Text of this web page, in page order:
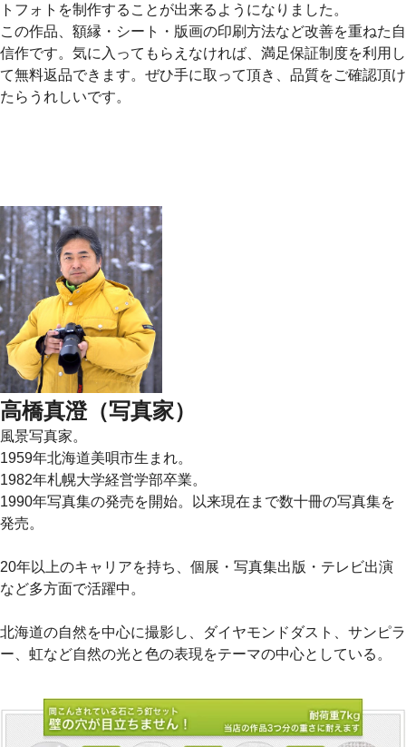
トフォトを制作することが出来るようになりました。
この作品、額縁・シート・版画の印刷方法など改善を重ねた自
信作です。気に入ってもらえなければ、満足保証制度を利用し
て無料返品できます。ぜひ手に取って頂き、品質をご確認頂け
たらうれしいです。
高橋真澄（写真家）
風景写真家。
1959年北海道美唄市生まれ。
1982年札幌大学経営学部卒業。
1990年写真集の発売を開始。以来現在まで数十冊の写真集を
発売。
20年以上のキャリアを持ち、個展・写真集出版・テレビ出演
など多方面で活躍中。
北海道の自然を中心に撮影し、ダイヤモンドダスト、サンピラ
ー、虹など自然の光と色の表現をテーマの中心としている。